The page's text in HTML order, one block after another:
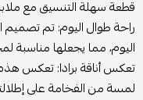
قطعة سهلة التنسيق مع
راحة طوال اليوم:تم تصميم
اليوم، مما يجعلها مناسبة
تعكس أناقة برادا:تعكس هذه
لمسة من الفخامة على